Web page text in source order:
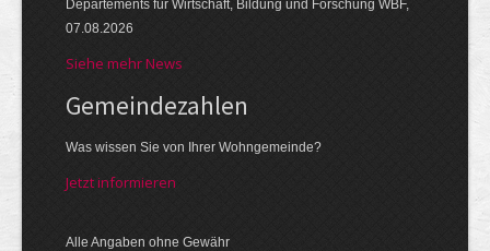
Departements für Wirtschaft, Bildung und Forschung WBF,
07.08.2026
Siehe mehr News
Gemeinde­zahlen
Was wissen Sie von Ihrer Wohngemeinde?
Jetzt informieren
Alle Angaben ohne Gewähr